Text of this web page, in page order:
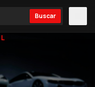
Buscar